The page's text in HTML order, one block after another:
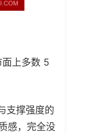
上多数 5
支撑强度的
感，完全没